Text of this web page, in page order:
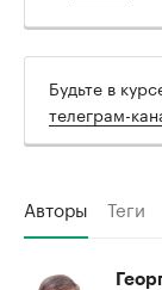
Будьте в
телеграм-
Авторы Теги